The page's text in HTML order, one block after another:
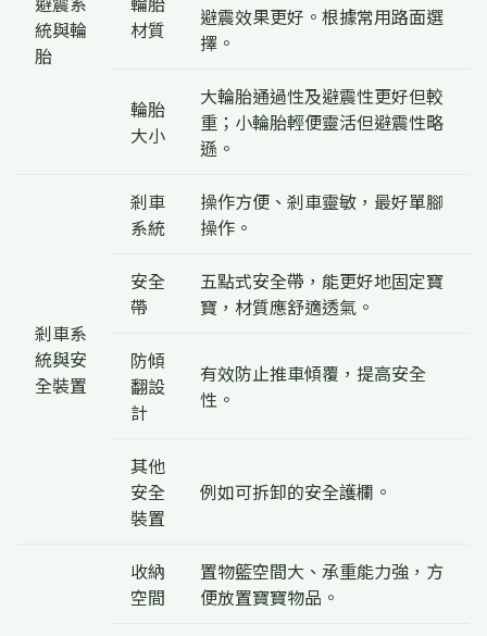
統與輪
胎
材質
避震效果更好。根據常用路面選
擇。
輪胎
大小
大輪胎通過性及避震性更好但較
重；小輪胎輕便靈活但避震性略
遜。
剎車系
統與安
全裝置
剎車
系統
操作方便、剎車靈敏，最好單腳
操作。
安全
帶
五點式安全帶，能更好地固定寶
寶，材質應舒適透氣。
防傾
翻設
計
有效防止推車傾覆，提高安全
性。
其他
安全
裝置
例如可拆卸的安全護欄。
收納
空間
置物籃空間大、承重能力強，方
便放置寶寶物品。